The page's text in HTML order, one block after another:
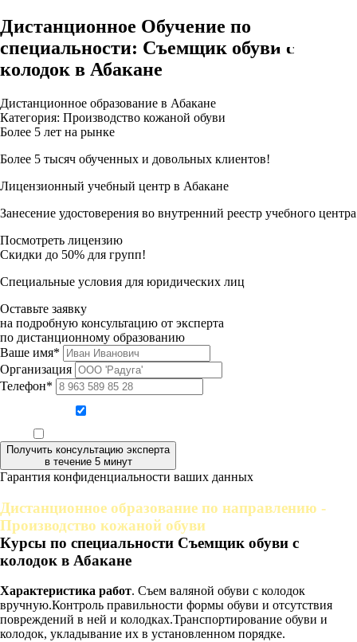
Дистанционное Обучение по
специальности: Съемщик обуви с
колодок в Абакане
Дистанционное образование в Абакане
Категория: Производство кожаной обуви
Более 5 лет на рынке
Более 5 тысяч обученных и довольных клиентов!
Лицензионный учебный центр в Абакане
Занесение удостоверения во внутренний реестр учебного центра
Посмотреть лицензию
Скидки до 50% для групп!
Специальные условия для юридических лиц
Оставьте заявку
на подробную консультацию от эксперта
по дистанционному образованию
Ваше имя*
Организация
Телефон*
Получить консультацию эксперта
в течение 5 минут
Гарантия конфиденциальности ваших данных
Дистанционное образование по направлению -
Производство кожаной обуви
Курсы по специальности Съемщик обуви с
колодок в Абакане
Характеристика работ. Съем валяной обуви с колодок
вручную.Контроль правильности формы обуви и отсутствия
повреждений в ней и колодках.Транспортирование обуви и
колодок, укладывание их в установленном порядке.